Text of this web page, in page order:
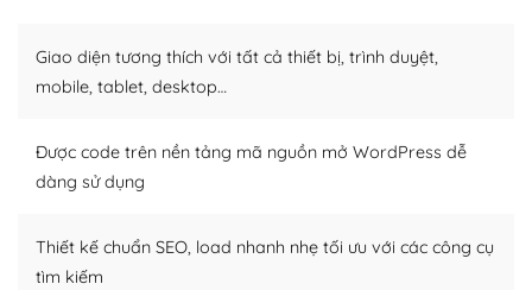
WordPress đa dạng sẽ giúp việc thực hiện các thiết kế
trở nên hấp dẫn và đơn giản hơn.
thiết kế tốt, bạn có thể tự sửa đổi. Nếu không bạn có thể
tìm kiếm chúng trên Internet hoặc nhờ chuyên gia.
Dễ dàng tùy chỉnh trên WordPress
Giao diện tương thích với tất cả thiết bị, trình duyệt,
mobile, tablet, desktop…
Được code trên nền tảng mã nguồn mở WordPress dễ
dàng sử dụng
Thiết kế chuẩn SEO, load nhanh nhẹ tối ưu với các công cụ
tìm kiếm